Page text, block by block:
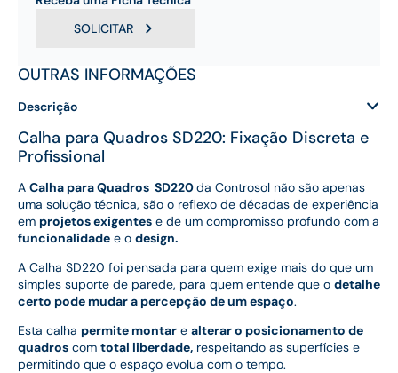
SOLICITAR
OUTRAS INFORMAÇÕES
Descrição
Calha para Quadros SD220: Fixação Discreta e
Profissional
A Calha para Quadros SD220da Controsol não são apenas
uma solução técnica, são o reflexo de décadas de experiência
em projetos exigentes e de um compromisso profundo com a
funcionalidade e o design.
A Calha SD220 foi pensada para quem exige mais do que um
simples suporte de parede, para quem entende que o detalhe
certo pode mudar a percepção de um espaço.
Esta calha permite montar e alterar o posicionamento de
quadros com total liberdade, respeitando as superfícies e
permitindo que o espaço evolua com o tempo.